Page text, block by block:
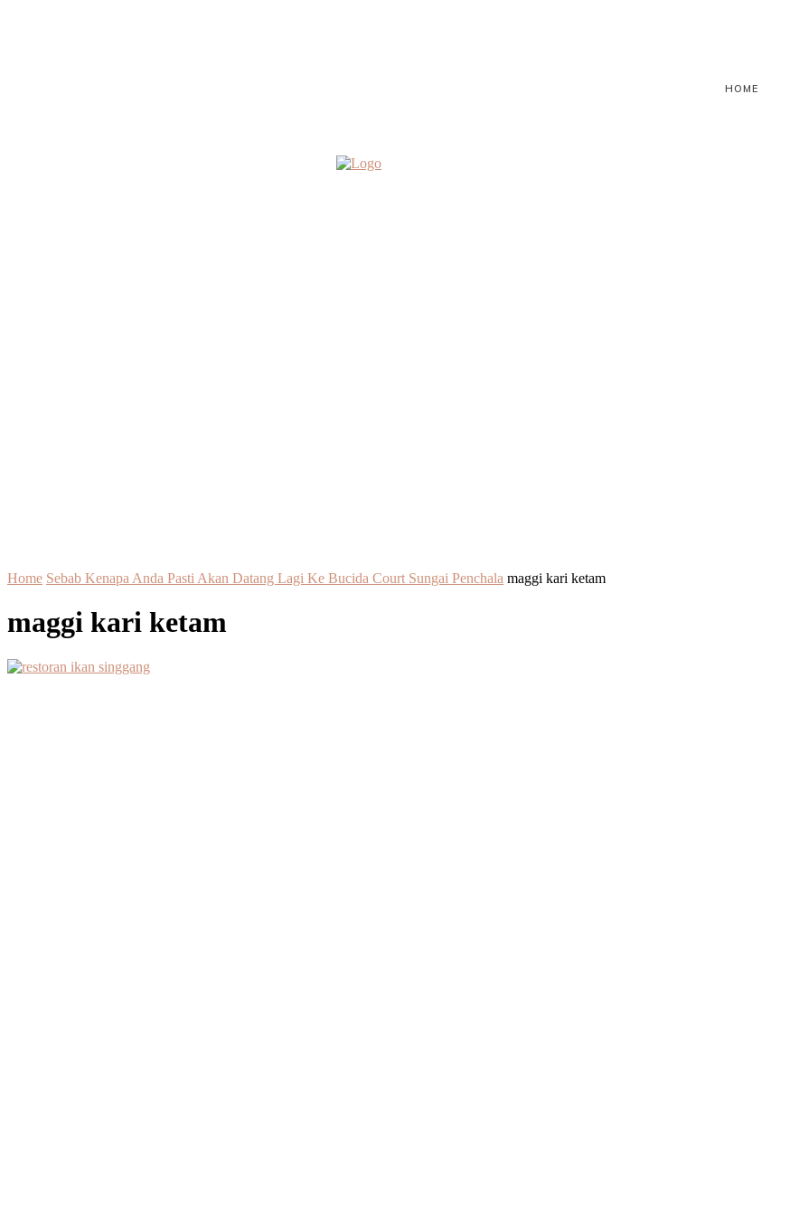
HOME
Home Sebab Kenapa Anda Pasti Akan Datang Lagi Ke Bucida Court Sungai Penchala maggi kari ketam
maggi kari ketam